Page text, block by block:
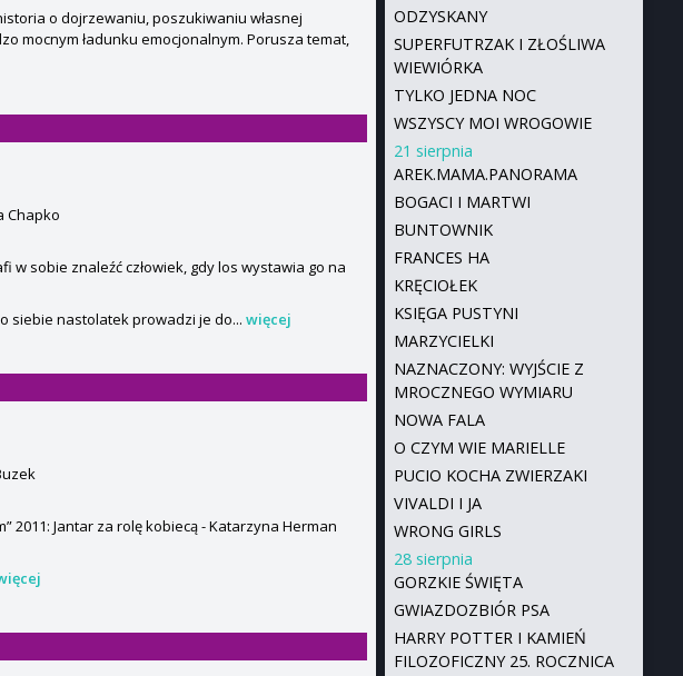
o dojrzewaniu, poszukiwaniu własnej
mocnym ładunku emocjonalnym. Porusza temat,
Chapko
w sobie znaleźć człowiek, gdy los wystawia go na
siebie nastolatek prowadzi je do... więcej
2011: Jantar za rolę kobiecą - Katarzyna Herman
ODZYSKANY
SUPERFUTRZAK I ZŁOŚLIWA
WIEWIÓRKA
TYLKO JEDNA NOC
WSZYSCY MOI WROGOWIE
21 sierpnia
AREK.MAMA.PANORAMA
BOGACI I MARTWI
BUNTOWNIK
FRANCES HA
KRĘCIOŁEK
KSIĘGA PUSTYNI
MARZYCIELKI
NAZNACZONY: WYJŚCIE Z
MROCZNEGO WYMIARU
NOWA FALA
O CZYM WIE MARIELLE
PUCIO KOCHA ZWIERZAKI
VIVALDI I JA
WRONG GIRLS
28 sierpnia
GORZKIE ŚWIĘTA
GWIAZDOZBIÓR PSA
HARRY POTTER I KAMIEŃ
FILOZOFICZNY 25. ROCZNICA